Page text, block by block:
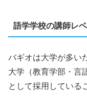
語学学校の講師レ
バギオは大学が多い
大学（教育学部・言
として採用している